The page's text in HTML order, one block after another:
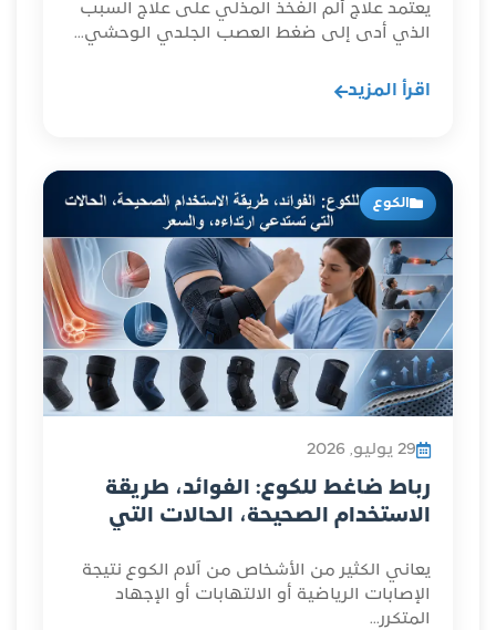
يعتمد علاج ألم الفخذ المذلي على علاج السبب
الذي أدى إلى ضغط العصب الجلدي الوحشي...
اقرأ المزيد
الكوع
29 يوليو, 2026
رباط ضاغط للكوع: الفوائد، طريقة
الاستخدام الصحيحة، الحالات التي
يعاني الكثير من الأشخاص من آلام الكوع نتيجة
الإصابات الرياضية أو الالتهابات أو الإجهاد
المتكرر...